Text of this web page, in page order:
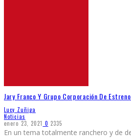
Jary Franco Y Grupo Corporación De
Lucy Zuñiga
Noticias
enero 23, 2021 0 2335
En un tema totalmente ranchero y de